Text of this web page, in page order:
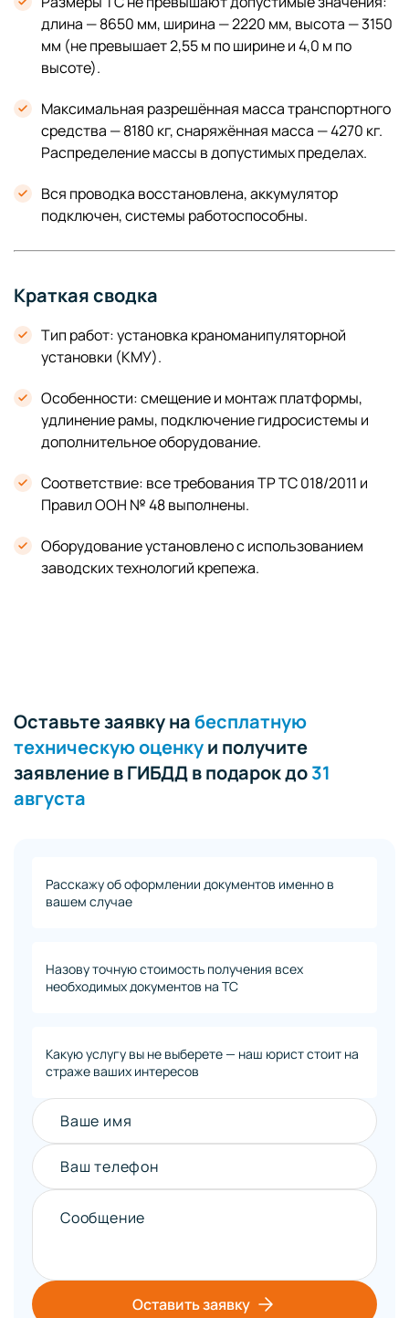
длина — 8650 мм, ширина — 2220 мм, высота — 3150
мм (не превышает 2,55 м по ширине и 4,0 м по
высоте).
Максимальная разрешённая масса транспортного
средства — 8180 кг, снаряжённая масса — 4270 кг.
Распределение массы в допустимых пределах.
Вся проводка восстановлена, аккумулятор
подключен, системы работоспособны.
Краткая сводка
Тип работ: установка краноманипуляторной
установки (КМУ).
Особенности: смещение и монтаж платформы,
удлинение рамы, подключение гидросистемы и
дополнительное оборудование.
Соответствие: все требования ТР ТС 018/2011 и
Правил ООН № 48 выполнены.
Оборудование установлено с использованием
заводских технологий крепежа.
Оставьте заявку набесплатную
техническую оценкуи получите
заявление в ГИБДД в подарок до31
августа
Расскажу об оформлении документов именно в
вашем случае
Назову точную стоимость получения всех
необходимых документов на ТС
Какую услугу вы не выберете — наш юрист стоит на
страже ваших интересов
Ваше имя
Ваш телефон
Сообщение
Оставить заявку